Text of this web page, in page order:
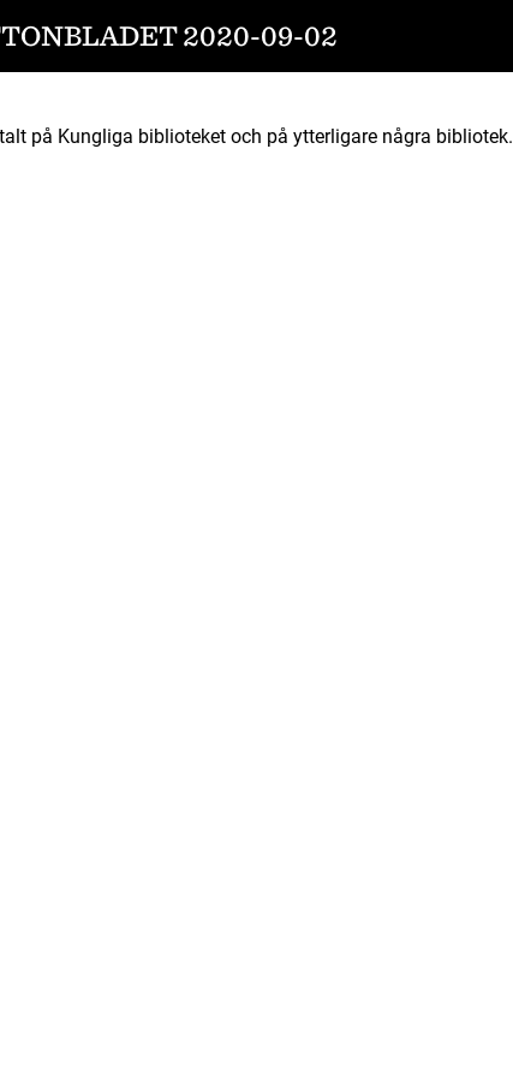
2020-09-02
på Kungliga biblioteket och på ytterligare några bibliotek.